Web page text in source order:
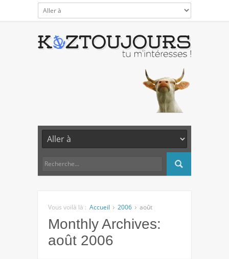
Vous voilà là : Accueil 2006 août
Monthly Archives:
août 2006